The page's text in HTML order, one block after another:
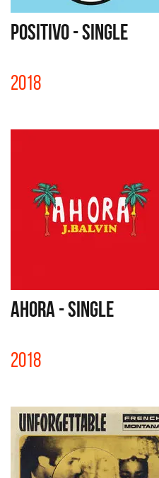
POSITIVO - SINGLE
2018
AHORA - SINGLE
2018